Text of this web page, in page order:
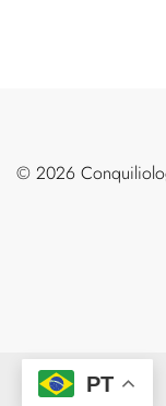
©️ 2026
PT